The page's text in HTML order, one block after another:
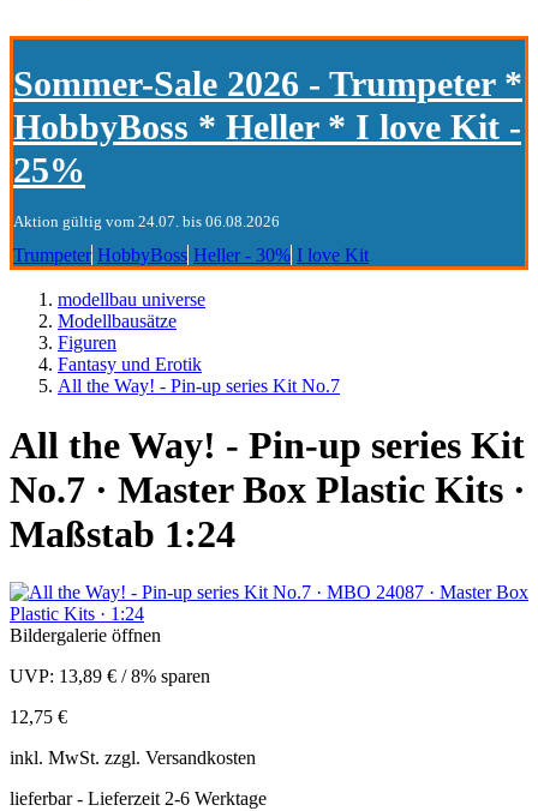
Sommer-Sale 2026 - Trumpeter *
HobbyBoss * Heller * I love Kit -
25%
Aktion gültig vom 24.07. bis 06.08.2026
Trumpeter HobbyBoss Heller - 30% I love Kit
modellbau universe
Modellbausätze
Figuren
Fantasy und Erotik
All the Way! - Pin-up series Kit No.7
All the Way! - Pin-up series Kit
No.7 · Master Box Plastic Kits ·
Maßstab 1:24
Bildergalerie öffnen
UVP: 13,89 € /8% sparen
12,75 €
inkl. MwSt. zzgl. Versandkosten
lieferbar - Lieferzeit 2-6 Werktage